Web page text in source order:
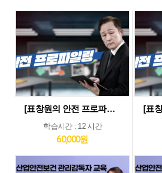
[표창원의 안전 프로파일링] 제조업 현장근로자 정기안전보건교육 (상반기)
학습시간 : 12 시간
60,000원